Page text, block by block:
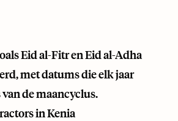
Eid al-Fitr en Eid al-Adha
met datums die elk jaar
de maancyclus.
in Kenia